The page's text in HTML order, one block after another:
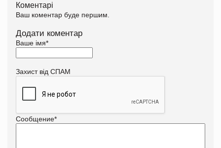
Коментарі
Ваш коментар буде першим.
Додати коментар
Ваше імя*
Захист від СПАМ
Сообщение*